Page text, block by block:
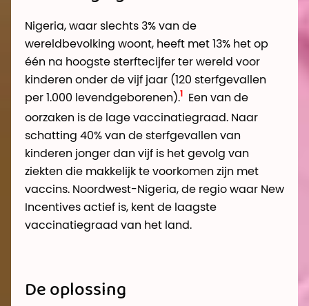
Nigeria, waar slechts 3% van de
wereldbevolking woont, heeft met 13% het op
één na hoogste sterftecijfer ter wereld voor
kinderen onder de vijf jaar (120 sterfgevallen
per 1.000 levendgeborenen). Een van de
oorzaken is de lage vaccinatiegraad. Naar
schatting 40% van de sterfgevallen van
kinderen jonger dan vijf is het gevolg van
ziekten die makkelijk te voorkomen zijn met
vaccins. Noordwest-Nigeria, de regio waar New
Incentives actief is, kent de laagste
vaccinatiegraad van het land.
De oplossing